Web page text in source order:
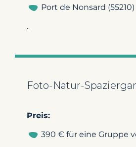
Port de Nonsard (55210)
.
Foto-Natur-
Preis:
390 € für eine Gruppe